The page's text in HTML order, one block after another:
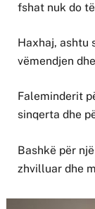
fshat nuk do
Haxhaj, ashtu
vëmendjen
Faleminderit
sinqerta dhe
Bashkë për
zhvilluar dhe